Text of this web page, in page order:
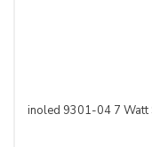
inoled 9301-04 7 Watt